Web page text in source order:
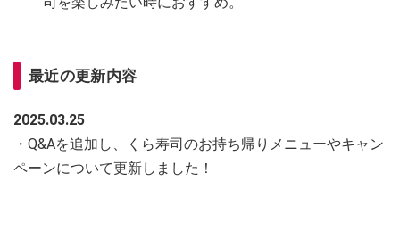
最近の更新内容
2025.03.25
・Q&Aを追加し、くら寿司のお持ち帰りメニューやキャン
ペーンについて更新しました！